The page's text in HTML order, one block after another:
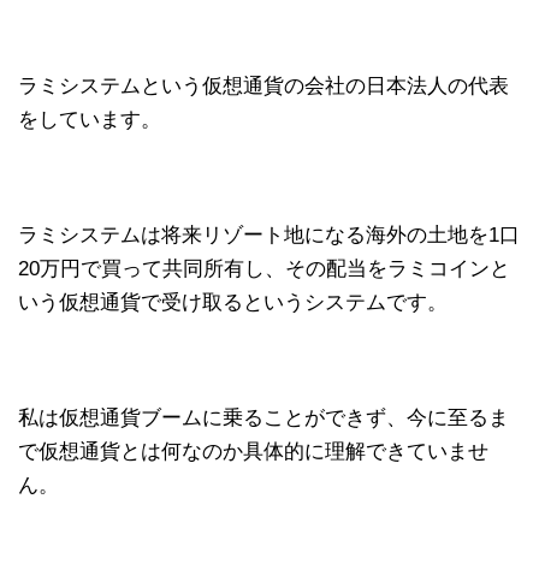
ラミシステムという仮想通貨の会社の日本法人の代表
をしています。
ラミシステムは将来リゾート地になる海外の土地を1口
20万円で買って共同所有し、その配当をラミコインと
いう仮想通貨で受け取るというシステムです。
私は仮想通貨ブームに乗ることができず、今に至るま
で仮想通貨とは何なのか具体的に理解できていませ
ん。